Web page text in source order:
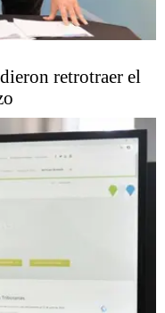
retrotraer el